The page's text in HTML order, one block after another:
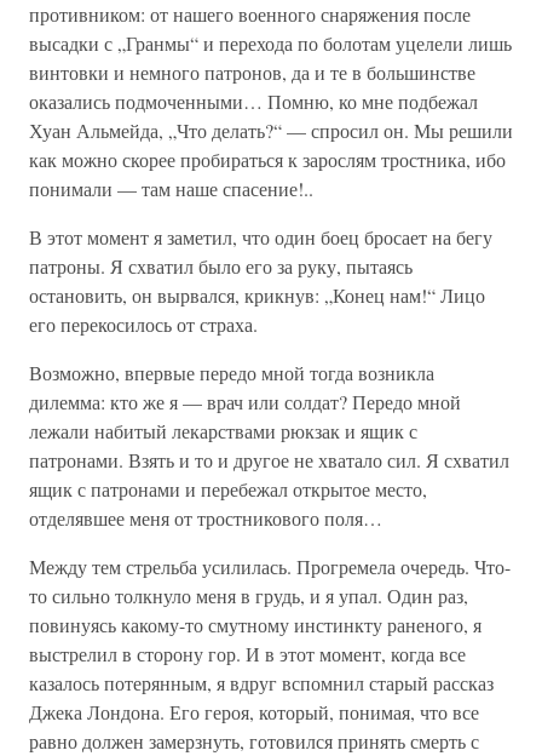
противником: от нашего военного снаряжения после
высадки с „Гранмы“ и перехода по болотам уцелели лишь
винтовки и немного патронов, да и те в большинстве
оказались подмоченными… Помню, ко мне подбежал
Хуан Альмейда, „Что делать?“ — спросил он. Мы решили
как можно скорее пробираться к зарослям тростника, ибо
понимали — там наше спасение!..
В этот момент я заметил, что один боец бросает на бегу
патроны. Я схватил было его за руку, пытаясь
остановить, он вырвался, крикнув: „Конец нам!“ Лицо
его перекосилось от страха.
Возможно, впервые передо мной тогда возникла
дилемма: кто же я — врач или солдат? Передо мной
лежали набитый лекарствами рюкзак и ящик с
патронами. Взять и то и другое не хватало сил. Я схватил
ящик с патронами и перебежал открытое место,
отделявшее меня от тростникового поля…
Между тем стрельба усилилась. Прогремела очередь. Что-
то сильно толкнуло меня в грудь, и я упал. Один раз,
повинуясь какому-то смутному инстинкту раненого, я
выстрелил в сторону гор. И в этот момент, когда все
казалось потерянным, я вдруг вспомнил старый рассказ
Джека Лондона. Его героя, который, понимая, что все
равно должен замерзнуть, готовился принять смерть с